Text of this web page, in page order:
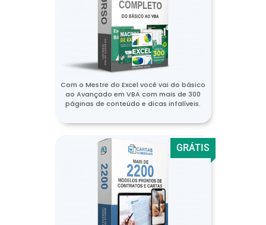
Com o Mestre do Excel você vai do básico
ao Avançado em VBA com mais de 300
páginas de conteúdo e dicas infalíveis.
GRÁTIS